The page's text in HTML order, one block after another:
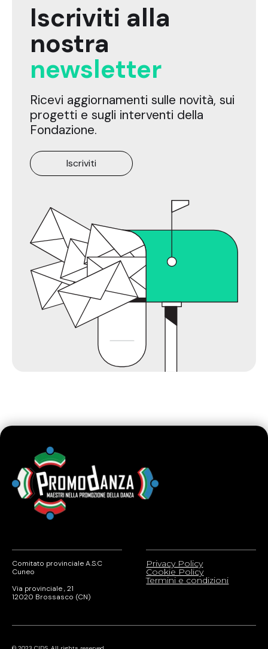
Iscriviti alla
nostra
newsletter
Ricevi aggiornamenti sulle novità, sui
progetti e sugli interventi della
Fondazione.
Iscriviti
Comitato provinciale A.S.C
Cuneo
Via provinciale , 21
12020 Brossasco (CN)
Privacy Policy
Cookie Policy
Termini e condizioni